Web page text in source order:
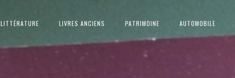
LITTÉRATURE LIVRES ANCIENS PATRIMOINE AUTOMOBILE